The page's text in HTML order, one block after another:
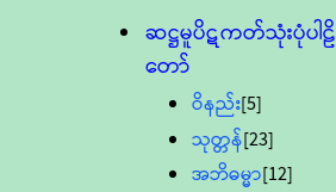
ဆဋ္ဌမူပိဋကတ်သုံးပုံပါဠိ
တော်
ဝိနည်း[5]
သုတ္တန်[23]
အဘိဓမ္မာ[12]